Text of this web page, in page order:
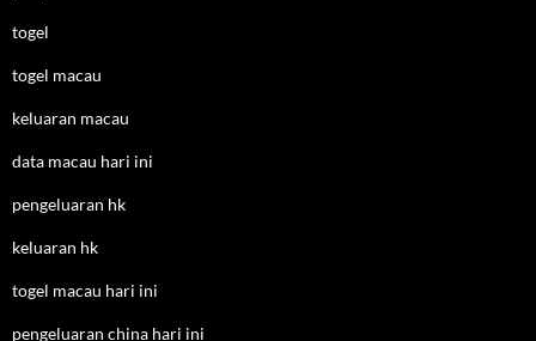
togel
togel macau
keluaran macau
data macau hari ini
pengeluaran hk
keluaran hk
togel macau hari ini
pengeluaran china hari ini